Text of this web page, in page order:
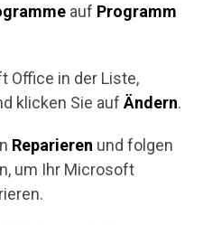
auf Programm
Office in der Liste,
klicken Sie auf Ändern.
Reparieren und folgen
um Ihr Microsoft